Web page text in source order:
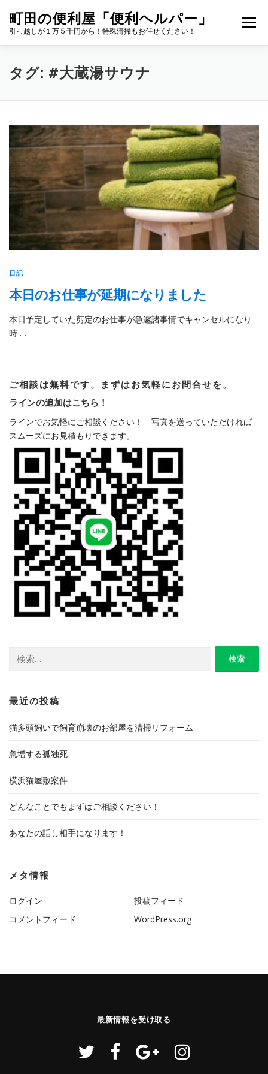
ン
町田の便利屋「便利ヘルパー」
引っ越しが１万５千円から！特殊清掃もお任せください！
メニュ
お問合せ
タグ: #大蔵湯サウナ
日記
本日のお仕事が延期になりました
本日予定していた剪定のお仕事が急遽諸事情でキャンセルになり
時 …
ご相談は無料です。まずはお気軽にお問合せを。
ラインの追加はこちら！
ラインでお気軽にご相談ください！ 写真を送っていただければ
スムーズにお見積もりできます。
索:
最近の投稿
猫多頭飼いで飼育崩壊のお部屋を清掃リフォーム
急増する孤独死
横浜猫屋敷案件
どんなことでもまずはご相談ください！
あなたの話し相手になります！
メタ情報
ログイン
投稿フィード
コメントフィード
WordPress.org
最新情報を受け取る